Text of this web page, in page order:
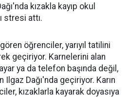
kızakla kayıp okul
stresi attı.
öğrenciler, yarıyıl tatilini
geçiriyor. Karnelerini alan
ya da telefon başında değil,
Ilgaz Dağı'nda geçiriyor. Karın
kızaklarla kayarak doyasıya